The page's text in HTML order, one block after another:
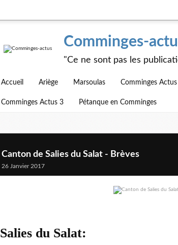
Comminges-
"Ce ne sont pas les
Accueil Ariège Marsoulas Comminges
Comminges Actus 3 Pétanque en Comminges
Canton de Salies du Salat - Brèves
26 Janvier 2017
Salies du Salat: